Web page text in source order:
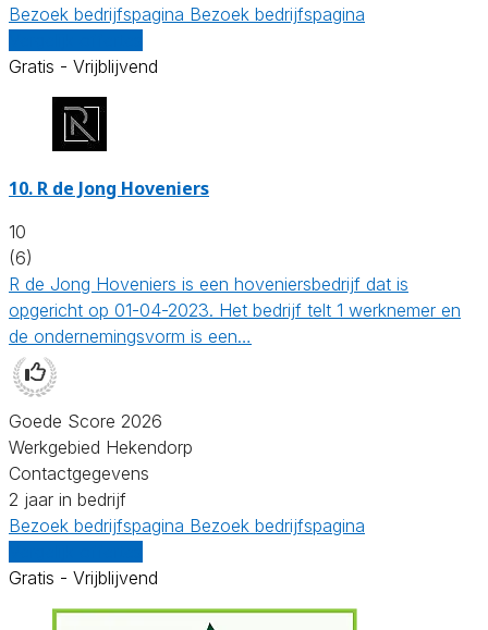
Bezoek bedrijfspagina Bezoek bedrijfspagina
Gratis - Vrijblijvend
10. R de Jong Hoveniers
10
(6)
R de Jong Hoveniers is een hoveniersbedrijf dat is
opgericht op 01-04-2023. Het bedrijf telt 1 werknemer en
de ondernemingsvorm is een…
Goede Score 2026
Werkgebied Hekendorp
Contactgegevens
2 jaar in bedrijf
Bezoek bedrijfspagina Bezoek bedrijfspagina
Gratis - Vrijblijvend